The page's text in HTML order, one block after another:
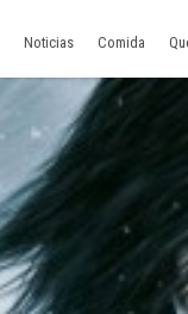
Noticias Comida